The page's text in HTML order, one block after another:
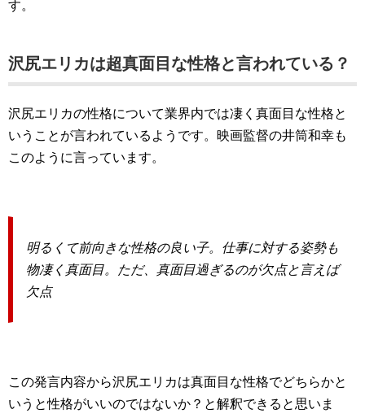
す。
沢尻エリカは超真面目な性格と言われている？
沢尻エリカの性格について業界内では凄く真面目な性格と
いうことが言われているようです。映画監督の井筒和幸も
このように言っています。
明るくて前向きな性格の良い子。仕事に対する姿勢も
物凄く真面目。ただ、真面目過ぎるのが欠点と言えば
欠点
この発言内容から沢尻エリカは真面目な性格でどちらかと
いうと性格がいいのではないか？と解釈できると思いま